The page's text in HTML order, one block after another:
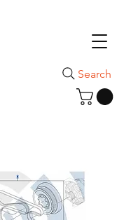
Search